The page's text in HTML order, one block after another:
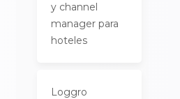
y channel
manager para
hoteles
Loggro